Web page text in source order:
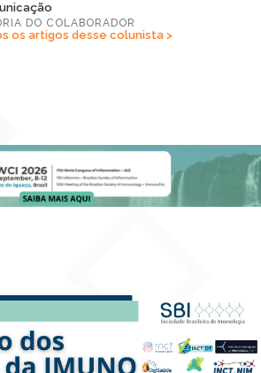
DO COLABORADOR
os artigos desse colunista >